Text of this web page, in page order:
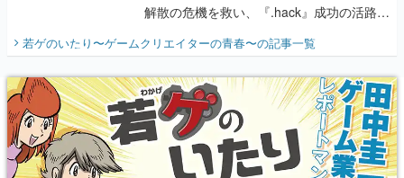
解散の危機を救い、『.hack』成功の活路を
『少年ジャンプ』色だった【若ゲのいた
り】
若ゲのいたり〜ゲームクリエイターの青春〜の記事一覧